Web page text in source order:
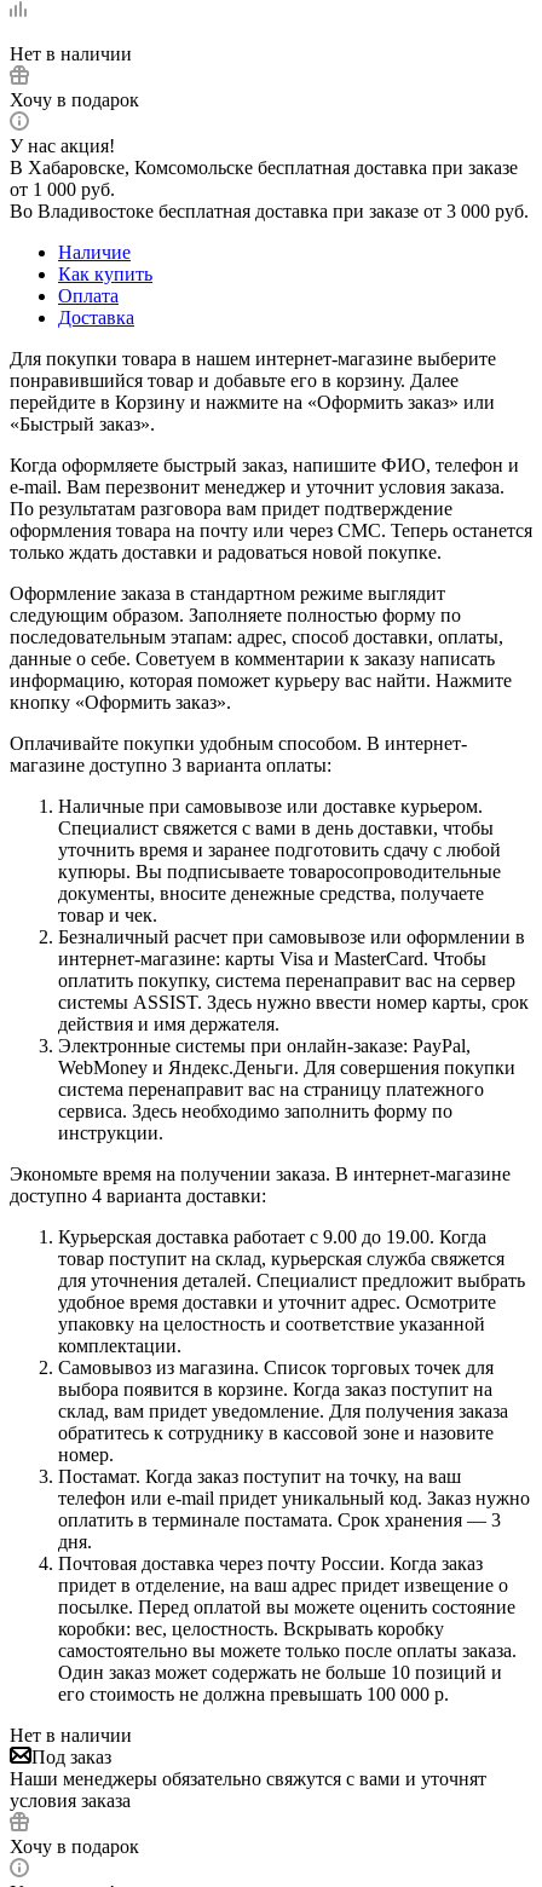
Нет в наличии
Хочу в подарок
У нас акция!
В Хабаровске, Комсомольске бесплатная доставка при заказе
от 1 000 руб.
Во Владивостоке бесплатная доставка при заказе от 3 000 руб.
Наличие
Как купить
Оплата
Доставка
Для покупки товара в нашем интернет-магазине выберите
понравившийся товар и добавьте его в корзину. Далее
перейдите в Корзину и нажмите на «Оформить заказ» или
«Быстрый заказ».
Когда оформляете быстрый заказ, напишите ФИО, телефон и
e-mail. Вам перезвонит менеджер и уточнит условия заказа.
По результатам разговора вам придет подтверждение
оформления товара на почту или через СМС. Теперь останется
только ждать доставки и радоваться новой покупке.
Оформление заказа в стандартном режиме выглядит
следующим образом. Заполняете полностью форму по
последовательным этапам: адрес, способ доставки, оплаты,
данные о себе. Советуем в комментарии к заказу написать
информацию, которая поможет курьеру вас найти. Нажмите
кнопку «Оформить заказ».
Оплачивайте покупки удобным способом. В интернет-
магазине доступно 3 варианта оплаты:
Наличные при самовывозе или доставке курьером.
Специалист свяжется с вами в день доставки, чтобы
уточнить время и заранее подготовить сдачу с любой
купюры. Вы подписываете товаросопроводительные
документы, вносите денежные средства, получаете
товар и чек.
Безналичный расчет при самовывозе или оформлении в
интернет-магазине: карты Visa и MasterCard. Чтобы
оплатить покупку, система перенаправит вас на сервер
системы ASSIST. Здесь нужно ввести номер карты, срок
действия и имя держателя.
Электронные системы при онлайн-заказе: PayPal,
WebMoney и Яндекс.Деньги. Для совершения покупки
система перенаправит вас на страницу платежного
сервиса. Здесь необходимо заполнить форму по
инструкции.
Экономьте время на получении заказа. В интернет-магазине
доступно 4 варианта доставки:
Курьерская доставка работает с 9.00 до 19.00. Когда
товар поступит на склад, курьерская служба свяжется
для уточнения деталей. Специалист предложит выбрать
удобное время доставки и уточнит адрес. Осмотрите
упаковку на целостность и соответствие указанной
комплектации.
Самовывоз из магазина. Список торговых точек для
выбора появится в корзине. Когда заказ поступит на
склад, вам придет уведомление. Для получения заказа
обратитесь к сотруднику в кассовой зоне и назовите
номер.
Постамат. Когда заказ поступит на точку, на ваш
телефон или e-mail придет уникальный код. Заказ нужно
оплатить в терминале постамата. Срок хранения — 3
дня.
Почтовая доставка через почту России. Когда заказ
придет в отделение, на ваш адрес придет извещение о
посылке. Перед оплатой вы можете оценить состояние
коробки: вес, целостность. Вскрывать коробку
самостоятельно вы можете только после оплаты заказа.
Один заказ может содержать не больше 10 позиций и
его стоимость не должна превышать 100 000 р.
Нет в наличии
Под заказ
Наши менеджеры обязательно свяжутся с вами и уточнят
условия заказа
Хочу в подарок